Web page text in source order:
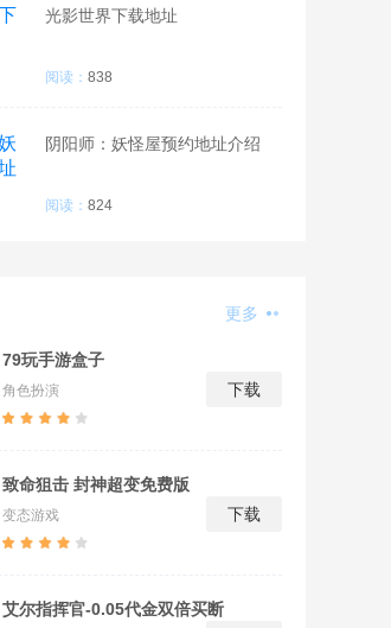
光影世界下载地址
阅读： 838
阴阳师：妖怪屋预约地址介绍
阅读： 824
更多
79玩手游盒子
角色扮演 下载
致命狙击 封神超变免费版
变态游戏 下载
艾尔指挥官-0.05代金双倍买断